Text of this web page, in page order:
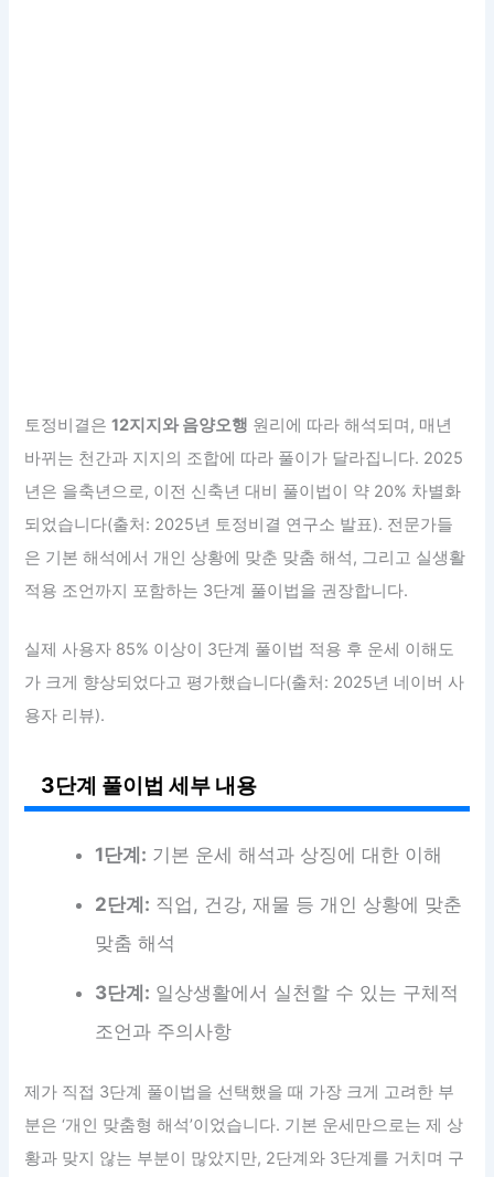
토정비결은12지지와 음양오행 원리에 따라 해석되며, 매년
바뀌는 천간과 지지의 조합에 따라 풀이가 달라집니다. 2025
년은 을축년으로, 이전 신축년 대비 풀이법이 약 20% 차별화
되었습니다(출처: 2025년 토정비결 연구소 발표). 전문가들
은 기본 해석에서 개인 상황에 맞춘 맞춤 해석, 그리고 실생활
적용 조언까지 포함하는 3단계 풀이법을 권장합니다.
실제 사용자 85% 이상이 3단계 풀이법 적용 후 운세 이해도
가 크게 향상되었다고 평가했습니다(출처: 2025년 네이버 사
용자 리뷰).
3단계 풀이법 세부 내용
1단계: 기본 운세 해석과 상징에 대한 이해
2단계: 직업, 건강, 재물 등 개인 상황에 맞춘
맞춤 해석
3단계: 일상생활에서 실천할 수 있는 구체적
조언과 주의사항
제가 직접 3단계 풀이법을 선택했을 때 가장 크게 고려한 부
분은 ‘개인 맞춤형 해석’이었습니다. 기본 운세만으로는 제 상
황과 맞지 않는 부분이 많았지만, 2단계와 3단계를 거치며 구